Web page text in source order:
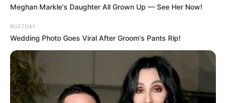
Meghan Markle's Daughter All Grown Up — See Her Now!
BUZZDAY
Wedding Photo Goes Viral After Groom's Pants Rip!